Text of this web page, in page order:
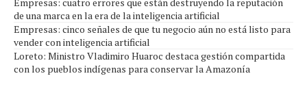
Empresas: cuatro errores que están destruyendo la reputación
de una marca en la era de la inteligencia artificial
Empresas: cinco señales de que tu negocio aún no está listo para
vender con inteligencia artificial
Loreto: Ministro Vladimiro Huaroc destaca gestión compartida
con los pueblos indígenas para conservar la Amazonía